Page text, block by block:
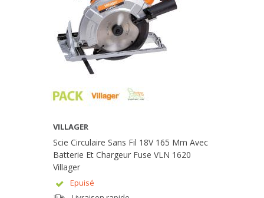
VILLAGER
Scie Circulaire Sans Fil 18V 165 Mm Avec
Batterie Et Chargeur Fuse VLN 1620
Villager
Epuisé